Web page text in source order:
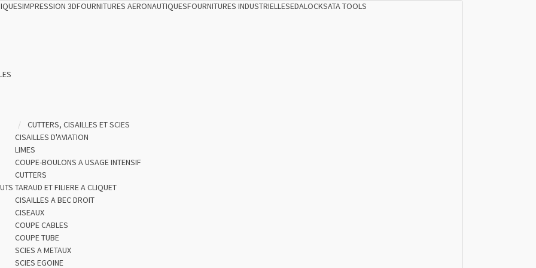
IMPRESSION 3DFOURNITURES AERONAUTIQUESFOURNITURES INDUSTRIELLESEDALOCKSATA TOOLS
CUTTERS, CISAILLES ET SCIES
CISAILLES D'AVIATION
LIMES
COUPE-BOULONS A USAGE INTENSIF
CUTTERS
TARAUD ET FILIERE A CLIQUET
CISAILLES A BEC DROIT
CISEAUX
COUPE CABLES
COUPE TUBE
SCIES A METAUX
SCIES EGOINE